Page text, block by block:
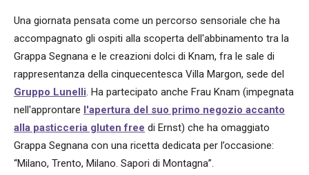
Una giornata pensata come un percorso sensoriale che ha
accompagnato gli ospiti alla scoperta dell'abbinamento tra la
Grappa Segnana e le creazioni dolci di Knam, fra le sale di
rappresentanza della cinquecentesca Villa Margon, sede del
Gruppo Lunelli. Ha partecipato anche Frau Knam (impegnata
nell'approntare l'apertura del suo primo negozio accanto
alla pasticceria gluten free di Ernst) che ha omaggiato
Grappa Segnana con una ricetta dedicata per l’occasione:
“Milano, Trento, Milano. Sapori di Montagna”.